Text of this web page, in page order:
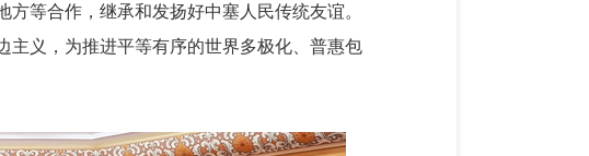
等合作，继承和发扬好中塞人民传统友谊。
主义，为推进平等有序的世界多极化、普惠包